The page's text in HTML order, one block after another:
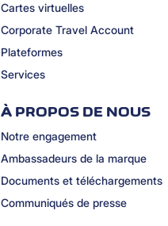
Cartes virtuelles
Corporate Travel Account
Plateformes
Services
À PROPOS DE NOUS
Notre engagement
Ambassadeurs de la marque
Documents et téléchargements
Communiqués de presse